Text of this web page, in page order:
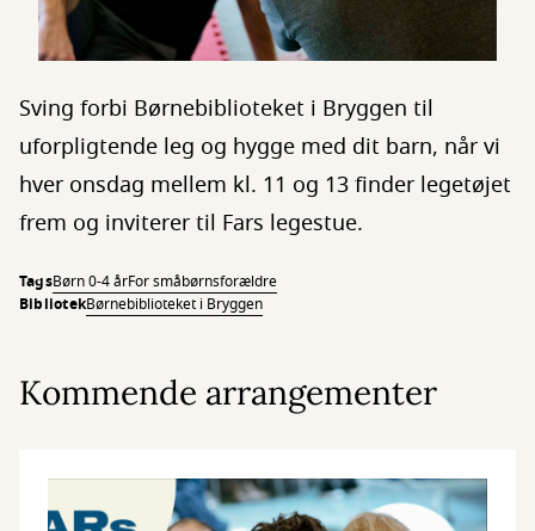
Sving forbi Børnebiblioteket i Bryggen til
uforpligtende leg og hygge med dit barn, når vi
hver onsdag mellem kl. 11 og 13 finder legetøjet
frem og inviterer til Fars legestue.
TagsBørn 0-4 årFor småbørnsforældre
BibliotekBørnebiblioteket i Bryggen
Kommende arrangementer